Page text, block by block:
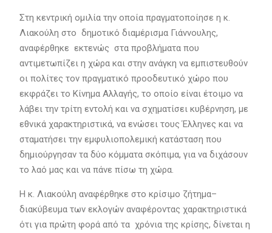
Στη κεντρική ομιλία την οποία πραγματοποίησε η κ.
Λιακούλη στο δημοτικό διαμέρισμα Γιάννουλης,
αναφέρθηκε εκτενώς στα προβλήματα που
αντιμετωπίζει η χώρα και στην ανάγκη να εμπιστευθούν
οι πολίτες τον πραγματικό προοδευτικό χώρο που
εκφράζει το Κίνημα Αλλαγής, το οποίο είναι έτοιμο να
λάβει την τρίτη εντολή και να σχηματίσει κυβέρνηση, με
εθνικά χαρακτηριστικά, να ενώσει τους Έλληνες και να
σταματήσει την εμφυλιοπολεμική κατάσταση που
δημιούργησαν τα δύο κόμματα σκόπιμα, για να διχάσουν
το λαό μας και να πάνε πίσω τη χώρα.
Η κ. Λιακούλη αναφέρθηκε στο κρίσιμο ζήτημα–
διακύβευμα των εκλογών αναφέροντας χαρακτηριστικά
ότι για πρώτη φορά από τα χρόνια της κρίσης, δίνεται η